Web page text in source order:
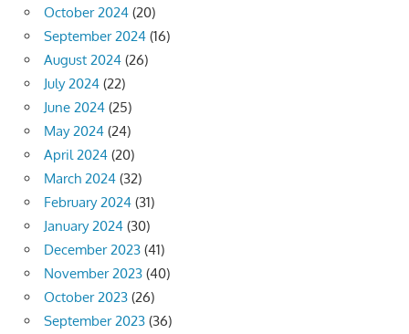
October 2024 (20)
September 2024 (16)
August 2024 (26)
July 2024 (22)
June 2024 (25)
May 2024 (24)
April 2024 (20)
March 2024 (32)
February 2024 (31)
January 2024 (30)
December 2023 (41)
November 2023 (40)
October 2023 (26)
September 2023 (36)